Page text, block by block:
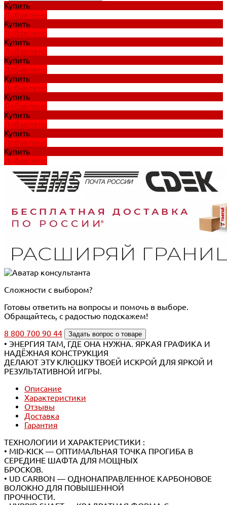
Купить
Добавлено
Купить
Добавлено
Купить
Добавлено
Купить
Добавлено
Купить
Добавлено
Купить
Добавлено
Купить
Добавлено
Купить
Добавлено
Купить
Добавлено
Сложности с выбором?
Готовы ответить на вопросы и помочь в выборе.
Обращайтесь, с радостью подскажем!
8 800 700 90 44
Задать вопрос о товаре
• ЭНЕРГИЯ ТАМ, ГДЕ ОНА НУЖНА. ЯРКАЯ ГРАФИКА И
НАДЁЖНАЯ КОНСТРУКЦИЯ
ДЕЛАЮТ ЭТУ КЛЮШКУ ТВОЕЙ ИСКРОЙ ДЛЯ ЯРКОЙ И
РЕЗУЛЬТАТИВНОЙ ИГРЫ.
Описание
Характеристики
Отзывы
Доставка
Гарантия
ТЕХНОЛОГИИ И ХАРАКТЕРИСТИКИ :
• MID-KICK — ОПТИМАЛЬНАЯ ТОЧКА ПРОГИБА В
СЕРЕДИНЕ ШАФТА ДЛЯ МОЩНЫХ
БРОСКОВ.
• UD CARBON — ОДНОНАПРАВЛЕННОЕ КАРБОНОВОЕ
ВОЛОКНО ДЛЯ ПОВЫШЕННОЙ
ПРОЧНОСТИ.